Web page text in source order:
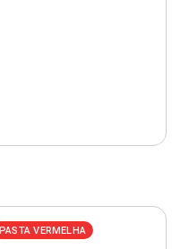
PASTA VERMELHA